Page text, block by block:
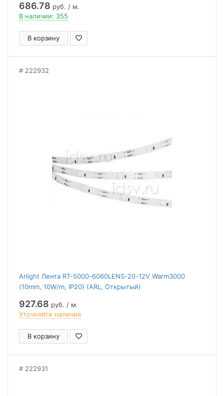
686.78 руб. / м.
В наличии: 355
В корзину
222932
Arlight Лента RT-5000-6060LENS-20-12V Warm3000
(10mm, 10W/m, IP20) (ARL, Открытый)
927.68 руб. / м.
Уточняйте наличие
В корзину
222931